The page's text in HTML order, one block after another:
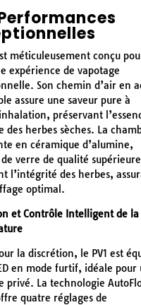
méticuleusement conçu
expérience de vapotage
Son chemin d’air en
assure une saveur pure à
préservant
des herbes sèches. La
en céramique d’alumine,
verre de qualité
l’intégrité des herbes,
optimal.
et Contrôle Intelligent de la
la discrétion, le PV1 est
en mode furtif, idéale pour
privé. La technologie
quatre réglages de